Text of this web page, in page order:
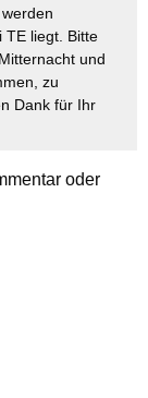
TE liegt. Bitte
und
zu
Dank für Ihr
oder